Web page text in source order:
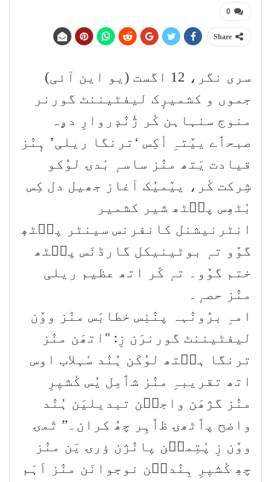
0
Share
سری نگر، 12 اگست (یو این آئی)
جموں و کشمیرٕک لیفٹیننٹ گورنر
منوج سنہاہن کٔر ژٔنٛدٕروارِ دۄہ
صبحٲے ییٚتہِ أکِس ‘ترنگا ریلی’ ہٕنٛز
قیادت یَتھ منٛز ساسہٕ بٔدۍ لوٗکو
شِرکت کٔر، ییٚمیُک آغاز جھیل دل کِس
بٔٹھِس پٮ۪ٹھ شیر کشمیر
انٹرنیشنل کانفرنس سینٹر پٮ۪ٹھٕ
گوٚو تہٕ بوٹینیکل گارڈنَس پٮ۪ٹھ
ختم گوٚو۔ تہٕ کٔر اتھ عظیم ریلی
منٛز حصہٕ۔
امہِ برٛونٛہہ پنٛنِس خطابَس منٛز ووٚن
لیفٹیننٹ گورنرَن زِ: "اتھَن منٛز
ترنگا ہٮ۪تھ لوٗکَن ہُنٛد سٔہلاب اوس
اتھ تقریبہِ منٛز شٲمِل یُس کٔشیٖرِ
منٛز گژھَن واجٮ۪ن تبدیلیَن ہُنٛد
واضح پٲٹھۍ ظٲہِر چھُ کران۔” تٔمۍ
ووٚن زِ پٔتِمٮ۪ن پانٛژن ؤرۍ یَن منٛز
چھِ کٔشیٖرِ ہِنٛدٮ۪ن نوجوانَن منٛز اَہَم